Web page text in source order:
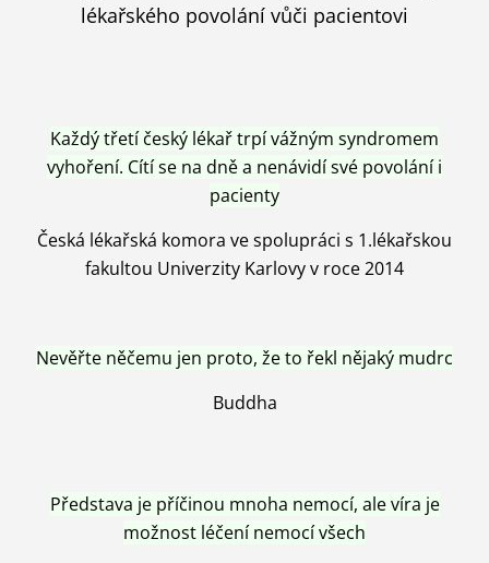
lékařského povolání vůči pacientovi
Každý třetí český lékař trpí vážným syndromem
vyhoření. Cítí se na dně a nenávidí své povolání i
pacienty
Česká lékařská komora ve spolupráci s 1.lékařskou
fakultou Univerzity Karlovy v roce 2014
Nevěřte něčemu jen proto, že to řekl nějaký mudrc
Buddha
Představa je příčinou mnoha nemocí, ale víra je
možnost léčení nemocí všech